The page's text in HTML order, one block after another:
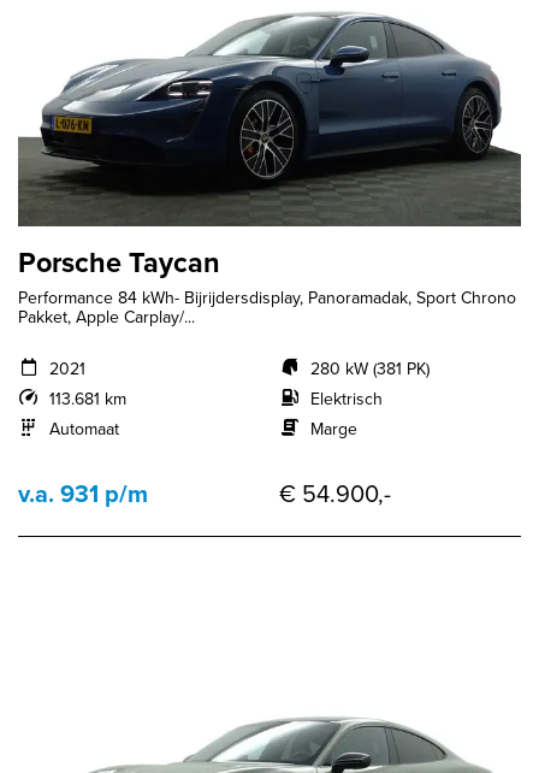
Porsche Taycan
Performance 84 kWh- Bijrijdersdisplay, Panoramadak, Sport Chrono
Pakket, Apple Carplay/...
2021
113.681 km
Automaat
280 kW (381 PK)
Elektrisch
Marge
v.a. 931 p/m € 54.900,-